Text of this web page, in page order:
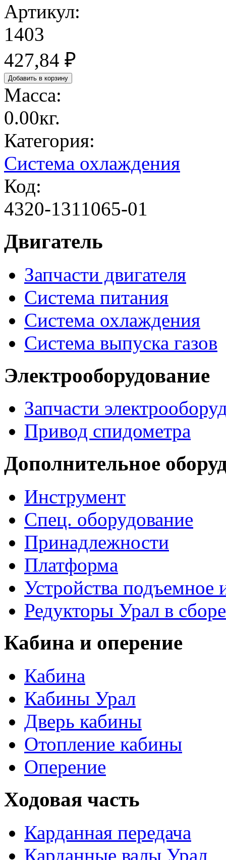
Артикул:
1403
427,84 ₽
Масса:
0.00кг.
Категория:
Система охлаждения
Код:
4320-1311065-01
Двигатель
Запчасти двигателя
Система питания
Система охлаждения
Система выпуска газов
Электрооборудование
Запчасти
Привод спидометра
Дополнительное
Инструмент
Спец. оборудование
Принадлежности
Платформа
Устройства
Редукторы Урал в сборе
Кабина и оперение
Кабина
Кабины Урал
Дверь кабины
Отопление кабины
Оперение
Ходовая часть
Карданная передача
Карданные валы Урал